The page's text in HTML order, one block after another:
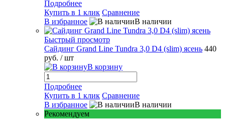
Подробнее
Купить в 1 клик Сравнение
В избранное
В наличии
Быстрый просмотр
Сайдинг Grand Line Tundra 3,0 D4 (slim) ясень 440
руб. / шт
В корзину
Подробнее
Купить в 1 клик Сравнение
В избранное
В наличии
Рекомендуем